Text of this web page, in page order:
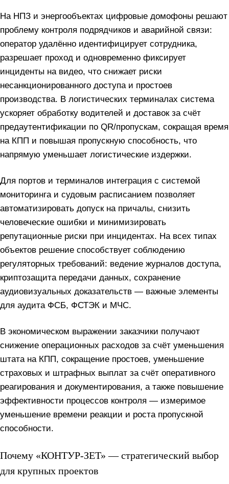
На НПЗ и энергообъектах цифровые домофоны решают
проблему контроля подрядчиков и аварийной связи:
оператор удалённо идентифицирует сотрудника,
разрешает проход и одновременно фиксирует
инциденты на видео, что снижает риски
несанкционированного доступа и простоев
производства. В логистических терминалах система
ускоряет обработку водителей и доставок за счёт
предаутентификации по QR/пропускам, сокращая время
на КПП и повышая пропускную способность, что
напрямую уменьшает логистические издержки.
Для портов и терминалов интеграция с системой
мониторинга и судовым расписанием позволяет
автоматизировать допуск на причалы, снизить
человеческие ошибки и минимизировать
репутационные риски при инцидентах. На всех типах
объектов решение способствует соблюдению
регуляторных требований: ведение журналов доступа,
криптозащита передачи данных, сохранение
аудиовизуальных доказательств — важные элементы
для аудита ФСБ, ФСТЭК и МЧС.
В экономическом выражении заказчики получают
снижение операционных расходов за счёт уменьшения
штата на КПП, сокращение простоев, уменьшение
страховых и штрафных выплат за счёт оперативного
реагирования и документирования, а также повышение
эффективности процессов контроля — измеримое
уменьшение времени реакции и роста пропускной
способности.
Почему «КОНТУР-ЗЕТ» — стратегический выбор
для крупных проектов